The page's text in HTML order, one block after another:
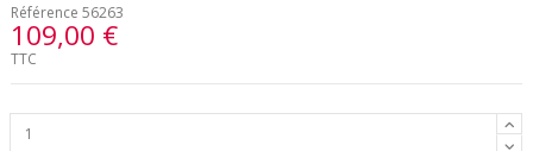
Référence 56263
109,00 €
TTC